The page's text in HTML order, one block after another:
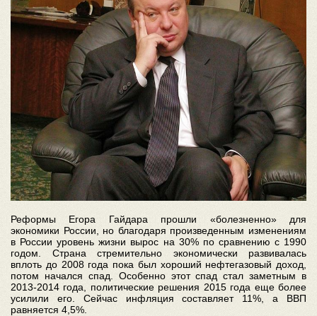
Реформы Егора Гайдара прошли «болезненно» для
экономики России, но благодаря произведенным изменениям
в России уровень жизни вырос на 30% по сравнению с 1990
годом. Страна стремительно экономически развивалась
вплоть до 2008 года пока был хороший нефтегазовый доход,
потом начался спад. Особенно этот спад стал заметным в
2013-2014 года, политические решения 2015 года еще более
усилили его. Сейчас инфляция составляет 11%, а ВВП
равняется 4,5%.